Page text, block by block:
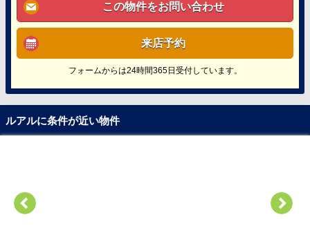
この物件をお問い合わせ
来店予約
フォームからは24時間365日受付しています。
ルアルに条件が近い物件